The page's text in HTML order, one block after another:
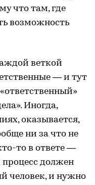
что там, где
возможность
веткой
— и тут
Иногда,
оказывается,
ни за что не
то в ответе —
должен
человек, и нужно